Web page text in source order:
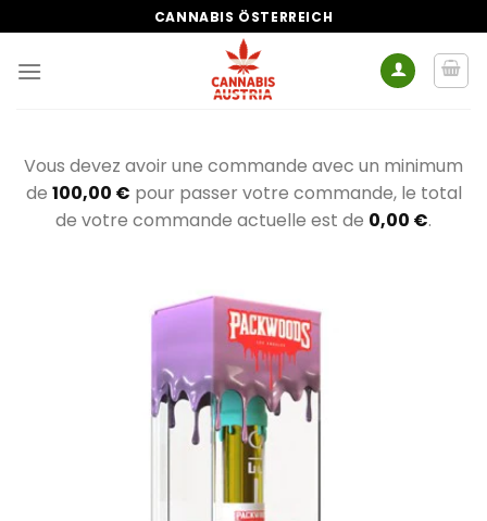
Inhalt
springen
CANNABIS ÖSTERREICH
Vous devez avoir une commande avec un minimum
de 100,00 € pour passer votre commande, le total
de votre commande actuelle est de 0,00 €.